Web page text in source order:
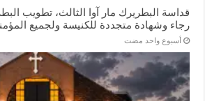
قداسة البطريرك مار آوا الثالث، تطويب
رجاء وشهادة متجددة للكنيسة ولجميع
‏أسبوع واحد مضت